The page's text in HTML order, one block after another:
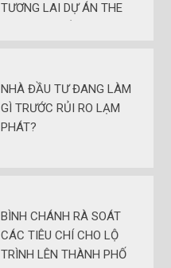
TƯƠNG LAI DỰ ÁN THE
NHÀ ĐẦU TƯ ĐANG LÀM
GÌ TRƯỚC RỦI RO LẠM
PHÁT?
BÌNH CHÁNH RÀ SOÁT
CÁC TIÊU CHÍ CHO LỘ
TRÌNH LÊN THÀNH PHỐ